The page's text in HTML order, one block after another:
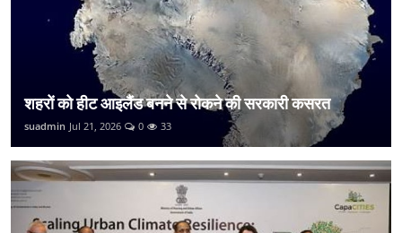
शहरों को हीट आइलैंड बनने से रोकने की सरकारी कसरत
suadmin Jul 21, 2026 0 33